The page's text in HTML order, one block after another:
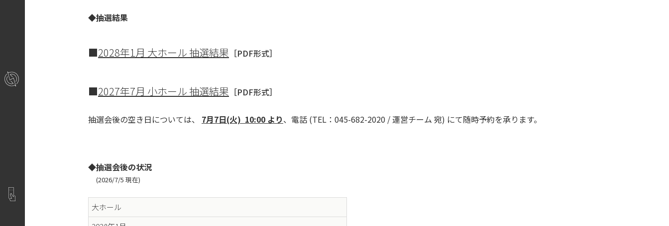
◆抽選結果
■2028年1月 大ホール 抽選結果 ［PDF形式］
■2027年7月 小ホール 抽選結果 ［PDF形式］
抽選会後の空き日については、 7月7日(火) 10:00 より、電話 (TEL：045-682-2020 / 運営チーム 宛) にて随時予約を承ります。
◆抽選会後の状況
(2026/7/5 現在)
大ホール